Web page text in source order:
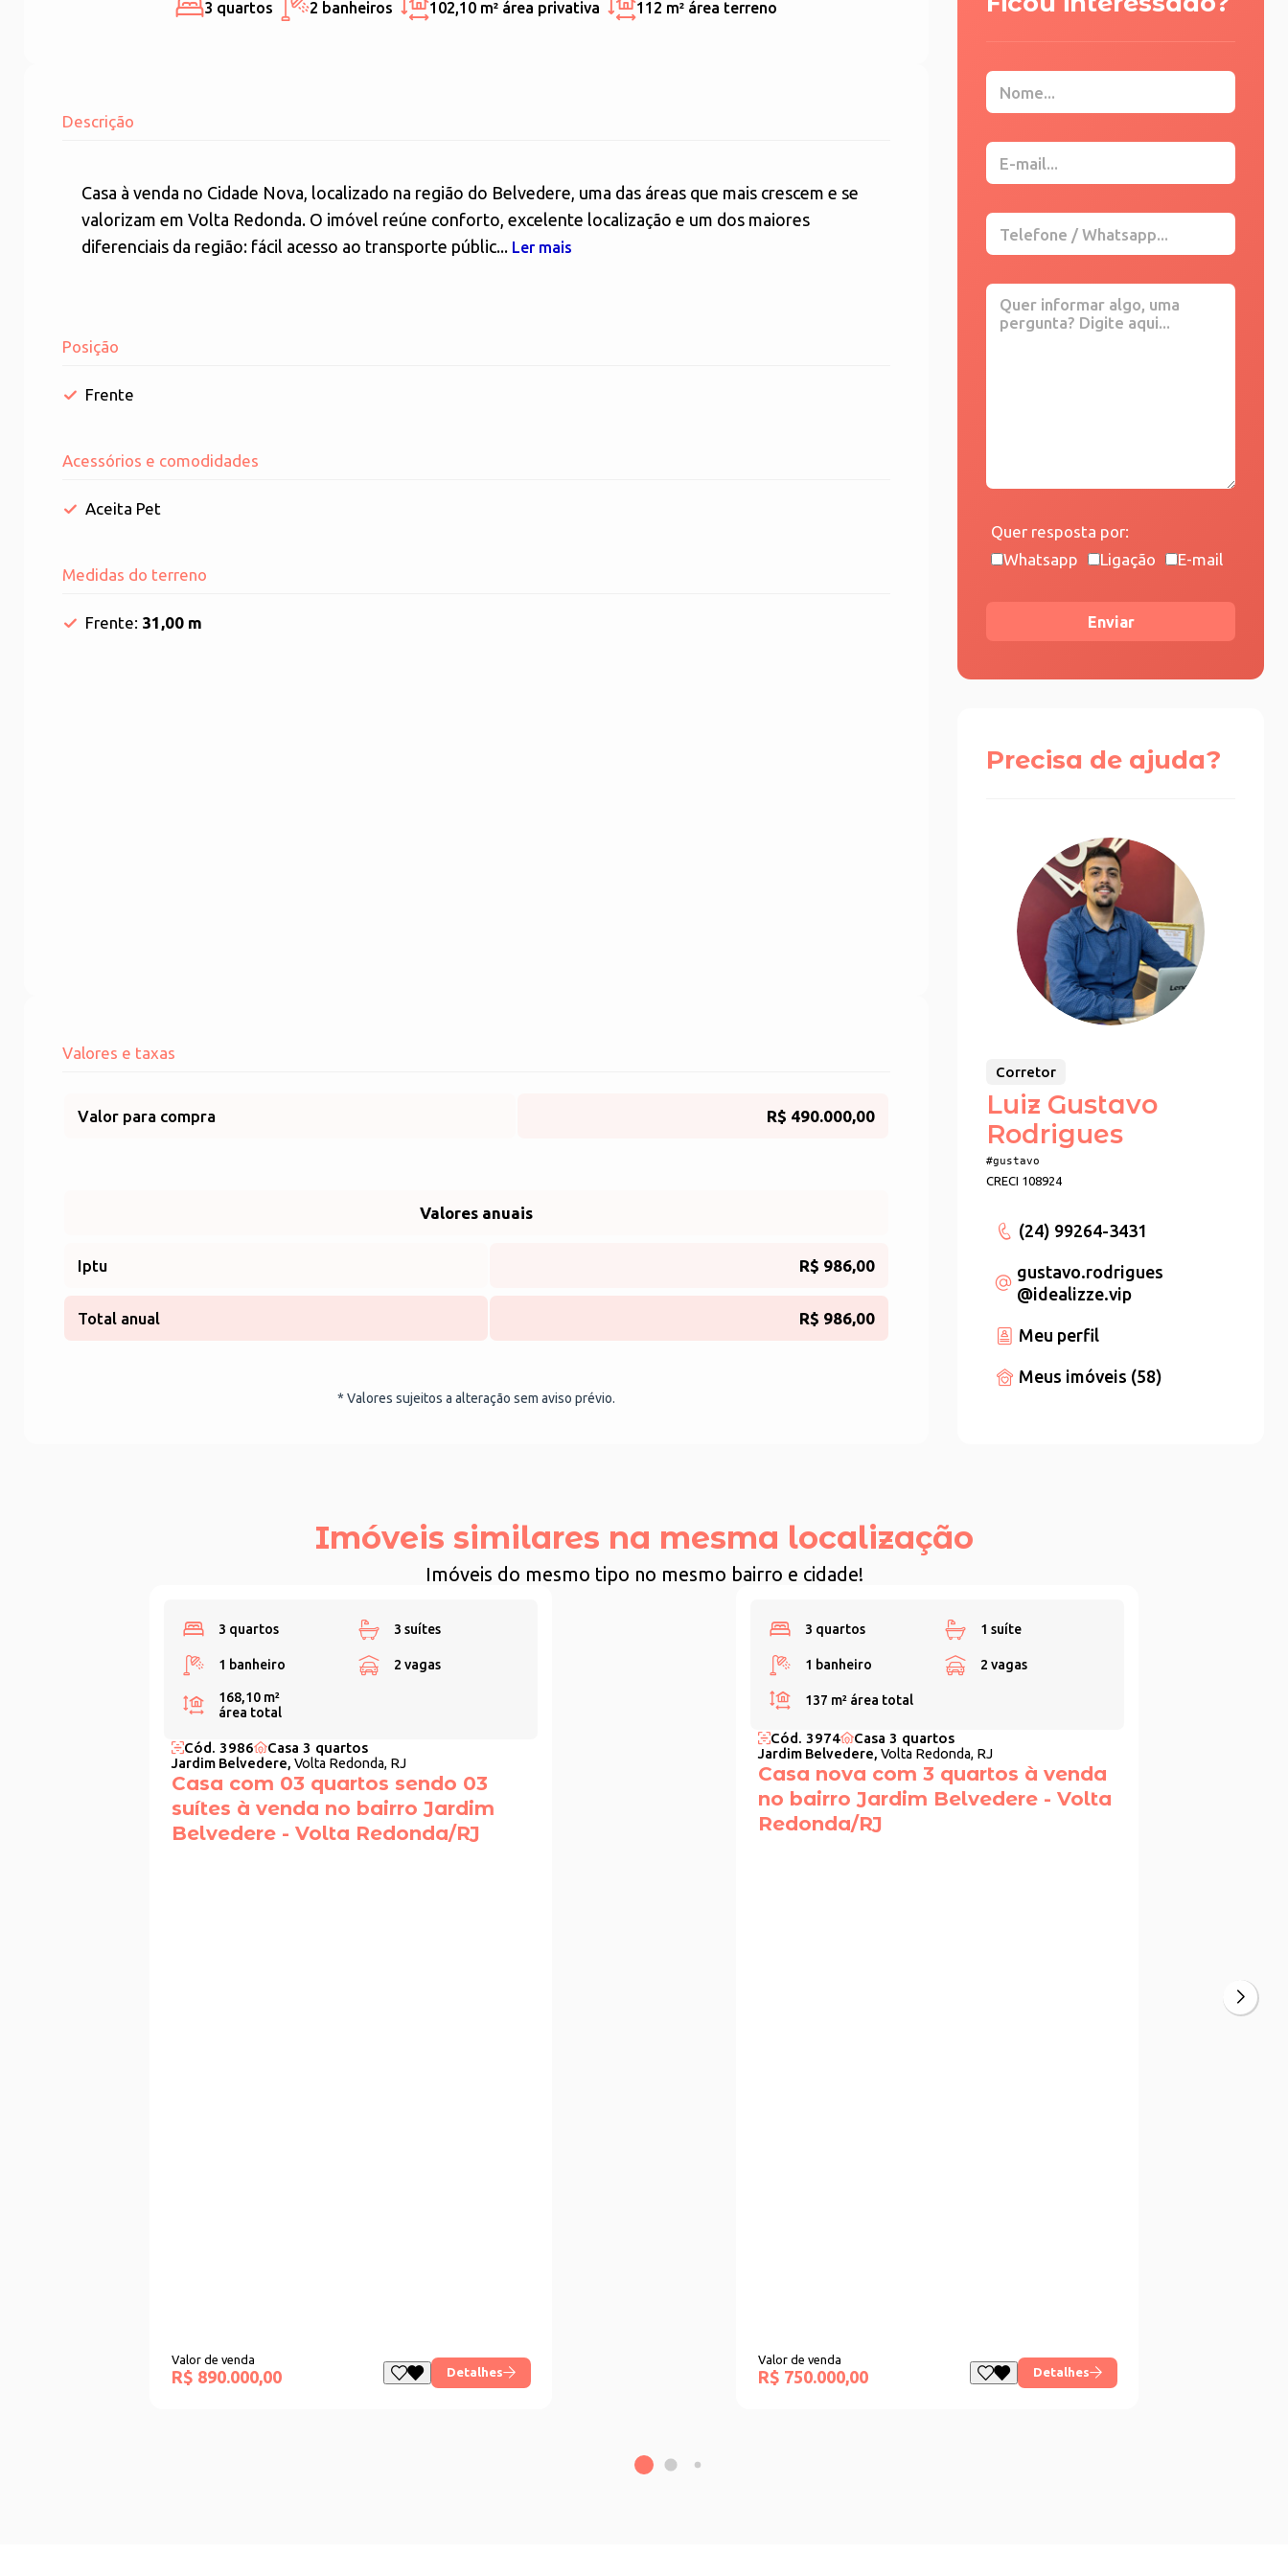
3 quartos 2 banheiros 102,10 m² área privativa 112 m² área terreno
Descrição
Casa à venda no Cidade Nova, localizado na região do Belvedere, uma das áreas que mais crescem e se
valorizam em Volta Redonda. O imóvel reúne conforto, excelente localização e um dos maiores
diferenciais da região: fácil acesso ao transporte públic... Ler mais
Posição
Frente
Acessórios e comodidades
Aceita Pet
Medidas do terreno
Frente: 31,00 m
Valores e taxas
Valor para compra R$ 490.000,00
Valores anuais
Iptu R$ 986,00
Total anual R$ 986,00
* Valores sujeitos a alteração sem aviso prévio.
Quer resposta por:
Whatsapp
Ligação E-mail
Enviar
Precisa de ajuda?
Corretor
Luiz Gustavo
Rodrigues
#gustavo
CRECI 108924
(24) 99264-3431
gustavo.rodrigues
@idealizze.vip
Meu perfil
Meus imóveis (58)
Imóveis similares na mesma localização
Imóveis do mesmo tipo no mesmo bairro e cidade!
3 quartos 3 suítes
1 banheiro 2 vagas
168,10 m²
área total
Cód. 3986 Casa 3 quartos
Jardim Belvedere, Volta Redonda, RJ
Casa com 03 quartos sendo 03
suítes à venda no bairro Jardim
Belvedere - Volta Redonda/RJ
Valor de venda
R$ 890.000,00 Detalhes
3 quartos 1 suíte
1 banheiro 2 vagas
137 m² área total
Cód. 3974 Casa 3 quartos
Jardim Belvedere, Volta Redonda, RJ
Casa nova com 3 quartos à venda
no bairro Jardim Belvedere - Volta
Redonda/RJ
Valor de venda
R$ 750.000,00 Detalhes